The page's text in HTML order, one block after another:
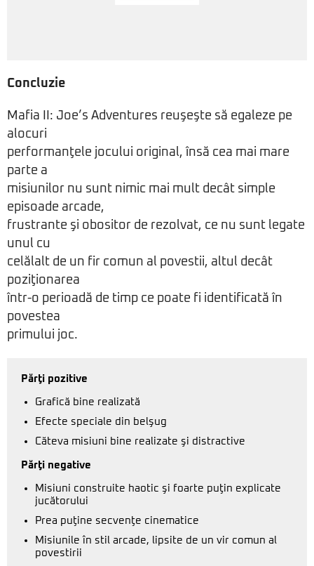
Concluzie
Mafia II: Joe’s Adventures reuşeşte să egaleze pe
alocuri
performanţele jocului original, însă cea mai mare
parte a
misiunilor nu sunt nimic mai mult decât simple
episoade arcade,
frustrante şi obositor de rezolvat, ce nu sunt legate
unul cu
celălalt de un fir comun al povestii, altul decât
poziţionarea
într-o perioadă de timp ce poate fi identificată în
povestea
primului joc.
Părţi pozitive
Grafică bine realizată
Efecte speciale din belşug
Căteva misiuni bine realizate şi distractive
Părţi negative
Misiuni construite haotic şi foarte puţin explicate
jucătorului
Prea puţine secvenţe cinematice
Misiunile în stil arcade, lipsite de un vir comun al
povestirii